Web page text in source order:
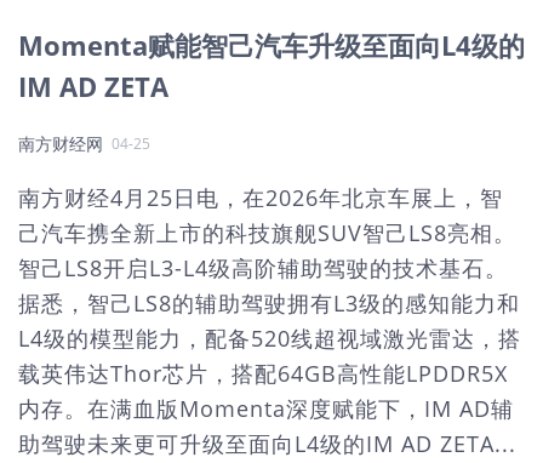
Momenta赋能智己汽车升级至面向L4级的
IM AD ZETA
南方财经网 04-25
南方财经4月25日电，在2026年北京车展上，智
己汽车携全新上市的科技旗舰SUV智己LS8亮相。
智己LS8开启L3-L4级高阶辅助驾驶的技术基石。
据悉，智己LS8的辅助驾驶拥有L3级的感知能力和
L4级的模型能力，配备520线超视域激光雷达，搭
载英伟达Thor芯片，搭配64GB高性能LPDDR5X
内存。在满血版Momenta深度赋能下，IM AD辅
助驾驶未来更可升级至面向L4级的IM AD ZETA...